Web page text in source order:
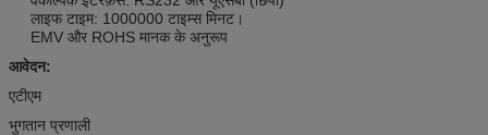
लाइफ टाइम: 1000000 टाइम्स मिनट।
EMV और ROHS मानक के अनुरूप
आवेदन:
एटीएम
भुगतान प्रणाली